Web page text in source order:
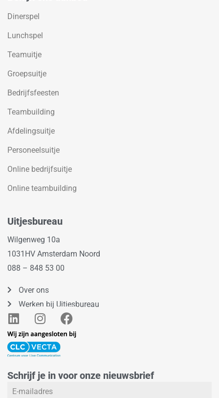
Dinerspel
Lunchspel
Teamuitje
Groepsuitje
Bedrijfsfeesten
Teambuilding
Afdelingsuitje
Personeelsuitje
Online bedrijfsuitje
Online teambuilding
Uitjesbureau
Wilgenweg 10a
1031HV Amsterdam Noord
088 – 848 53 00
Over ons
Werken bij Uitjesbureau
L
i
n
k
d
i
I
n
s
t
g
r
F
a
c
o
Schrijf je in voor onze nieuwsbrief